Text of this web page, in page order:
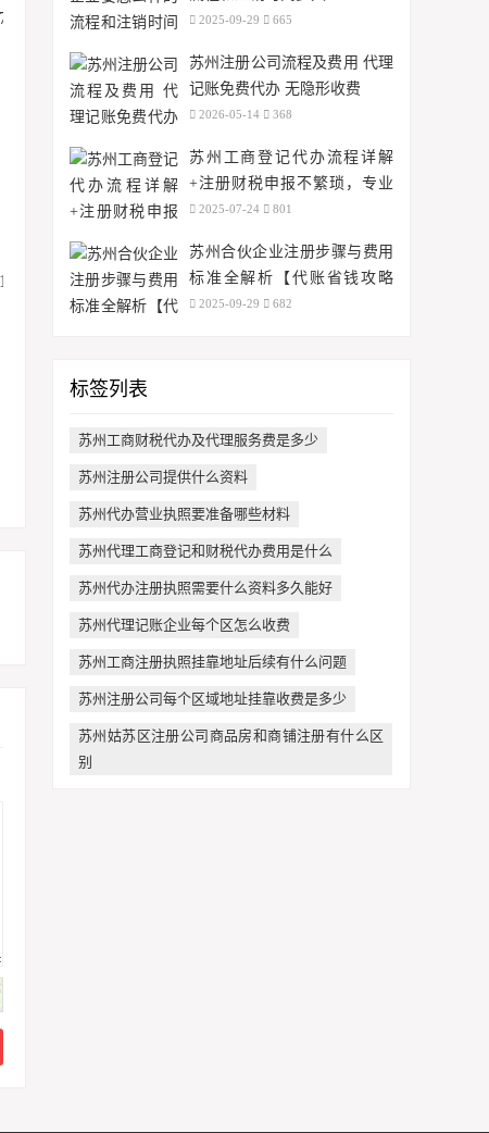
2025-09-29 665
苏州注册公司流程及费用 代理
记账免费代办 无隐形收费
2026-05-14 368
苏州工商登记代办流程详解
+注册财税申报不繁琐，专业
解决实操难题？
2025-07-24 801
苏州合伙企业注册步骤与费用
标准全解析【代账省钱攻略
+免费地址】
2025-09-29 682
标签列表
苏州工商财税代办及代理服务费是多少
苏州注册公司提供什么资料
苏州代办营业执照要准备哪些材料
苏州代理工商登记和财税代办费用是什么
苏州代办注册执照需要什么资料多久能好
苏州代理记账企业每个区怎么收费
苏州工商注册执照挂靠地址后续有什么问题
苏州注册公司每个区域地址挂靠收费是多少
苏州姑苏区注册公司商品房和商铺注册有什么区
别